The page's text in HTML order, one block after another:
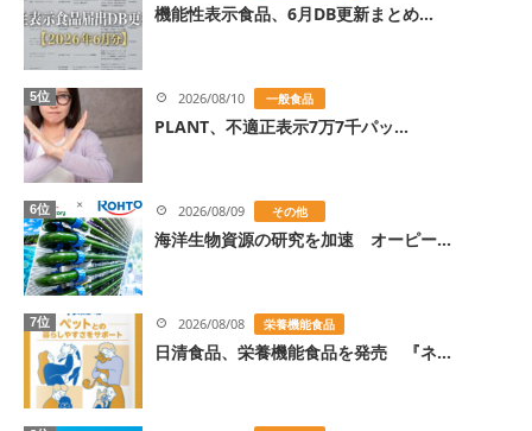
機能性表示食品、6月DB更新まとめ...
5位 2026/08/10 一般食品
PLANT、不適正表示7万7千パッ...
6位 2026/08/09 その他
海洋生物資源の研究を加速 オーピー...
7位 2026/08/08 栄養機能食品
日清食品、栄養機能食品を発売 『ネ...